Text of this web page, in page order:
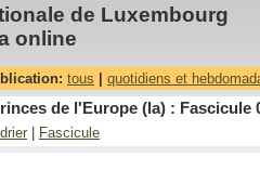
de Luxembourg
online
tous quotidiens et
de l'Europe (la) : Fascicule
Fascicule